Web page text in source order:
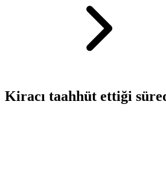
Kiracı taahhüt ettiği